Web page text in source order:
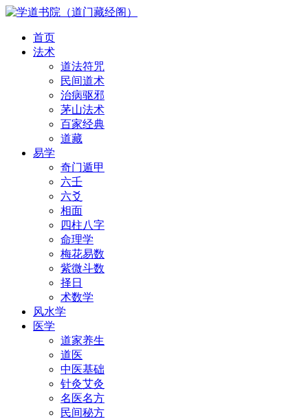
首页
法术
道法符咒
民间道术
治病驱邪
茅山法术
百家经典
道藏
易学
奇门遁甲
六壬
六爻
相面
四柱八字
命理学
梅花易数
紫微斗数
择日
术数学
风水学
医学
道家养生
道医
中医基础
针灸艾灸
名医名方
民间秘方